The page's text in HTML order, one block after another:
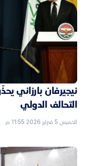
نيجيرفان بارزاني
التحالف الدولي
الخميس 5 فبراير 2026 11:55 م